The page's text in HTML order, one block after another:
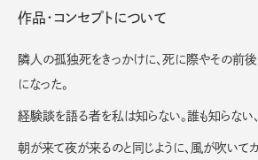
作品・コンセプトについて
隣人の孤独死をきっかけに、死に際やその前
になった。
経験談を語る者を私は知らない。誰も知らない
朝が来て夜が来るのと同じように、風が吹いて